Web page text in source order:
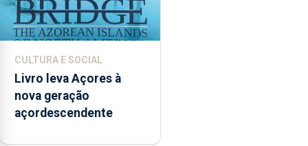
CULTURA E SOCIAL
Livro leva Açores à
nova geração
açordescendente